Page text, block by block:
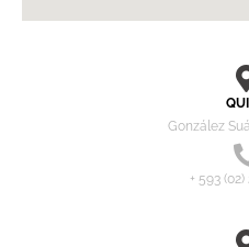
González
+ 593